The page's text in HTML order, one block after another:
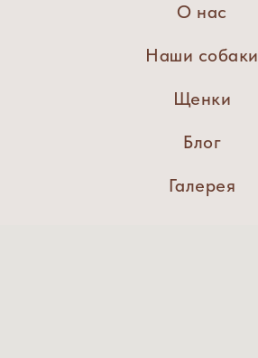
О нас
Наши собаки
Щенки
Блог
Галерея